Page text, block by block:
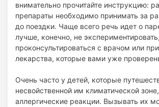
внимательно прочитайте инструкцию:
препараты необходимо принимать за
до поездки. Чаще всего речь идет о
лучше, конечно, не
проконсультироваться с врачом или
лекарства, которые вами уже
Очень часто у детей, которые
несвойственной им климатической
аллергические реакции. Вызывать их